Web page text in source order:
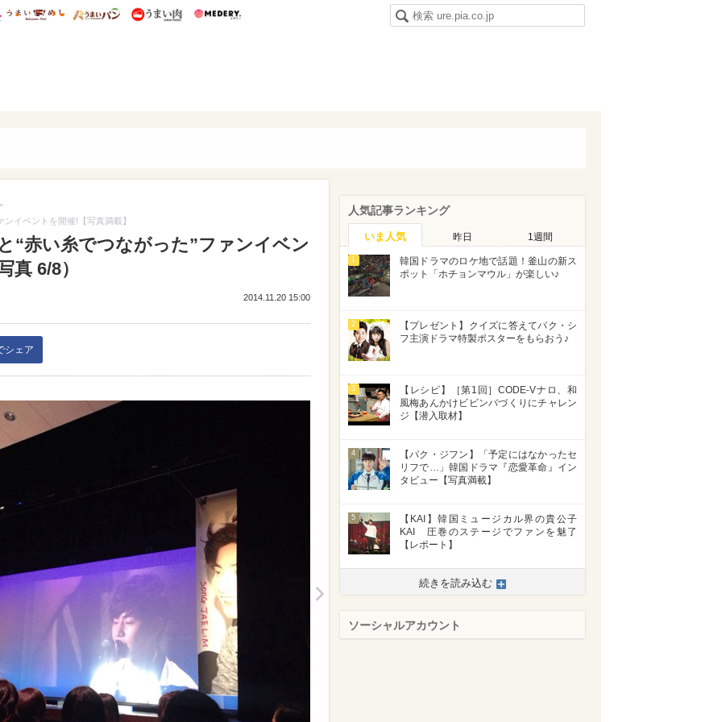
研 ディズニー特集
mimot. うまいめし うまいパン うまい肉
イベントを開催!【写真満載】
“赤い糸でつながった”ファンイベン
真 6/8）
2014.11.20 15:00
シェア
人気記事ランキング
いま人気 昨日 1週間
1
韓国ドラマのロケ地で話題！釜山の新ス
ポット「ホチョンマウル」が楽しい♪
2
【プレゼント】クイズに答えてパク・シ
フ主演ドラマ特製ポスターをもらおう♪
3
【レシピ】［第1回］CODE-Vナロ、和
風梅あんかけビビンバづくりにチャレン
ジ【潜入取材】
4
【パク・ジフン】「予定にはなかったセ
リフで…」韓国ドラマ『恋愛革命』イン
タビュー【写真満載】
5
【KAI】韓国ミュージカル界の貴公子
KAI 圧巻のステージでファンを魅了
【レポート】
続きを読み込む
ソーシャルアカウント